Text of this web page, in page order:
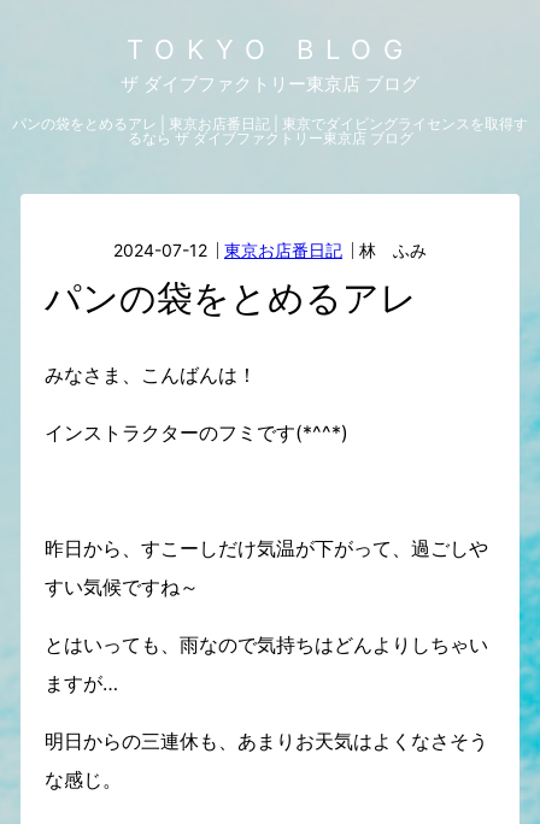
TOKYO BLOG
ザ ダイブファクトリー東京店 ブログ
パンの袋をとめるアレ | 東京お店番日記 | 東京でダイビングライセンスを取得す
るなら ザ ダイブファクトリー東京店 ブログ
2024-07-12 東京お店番日記 林 ふみ
パンの袋をとめるアレ
みなさま、こんばんは！
インストラクターのフミです(*^^*)
昨日から、すこーしだけ気温が下がって、過ごしや
すい気候ですね～
とはいっても、雨なので気持ちはどんよりしちゃい
ますが…
明日からの三連休も、あまりお天気はよくなさそう
な感じ。